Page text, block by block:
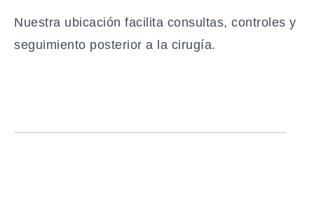
Nuestra ubicación facilita consultas, controles y
seguimiento posterior a la cirugía.